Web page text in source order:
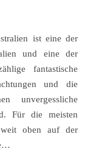
und eine der
fantastische
und die
unvergessliche
Für die meisten
oben auf der